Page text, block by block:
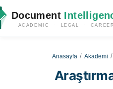
Document
ACADEMIC · LEGAL · CAREER
Anasayfa Akademi